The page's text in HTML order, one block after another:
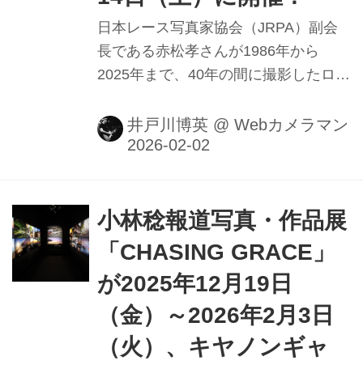
日本レース写真家協会（JRPA）副会
長である赤松孝さんが1986年から
2025年まで、40年の間に撮影したロー
される写真展「ROAD RACING」がキ
ヤノンギャラリー銀座で2月3日（火）
（火）～2026年4月11日（土）に開催
予定。
井戸川博英 @ Webカメラマン
小林稔報道写真・作品展
「CHASING GRACE」
が2025年12月19日
（金）～2026年2月3日
（火）、キヤノンギャ